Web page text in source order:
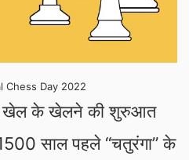
Chess Day 2022
खेल के खेलने की शुरुआत
साल पहले “चतुरंगा” के